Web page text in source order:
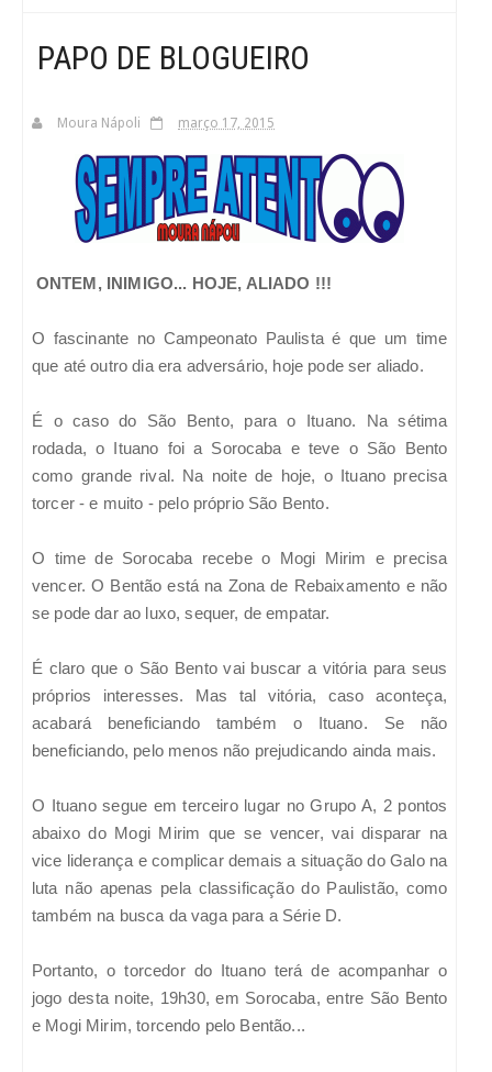
PAPO DE BLOGUEIRO
Moura Nápoli março 17, 2015
ONTEM, INIMIGO... HOJE, ALIADO !!!
O fascinante no Campeonato Paulista é que um time
que até outro dia era adversário, hoje pode ser aliado.
É o caso do São Bento, para o Ituano. Na sétima
rodada, o Ituano foi a Sorocaba e teve o São Bento
como grande rival. Na noite de hoje, o Ituano precisa
torcer - e muito - pelo próprio São Bento.
O time de Sorocaba recebe o Mogi Mirim e precisa
vencer. O Bentão está na Zona de Rebaixamento e não
se pode dar ao luxo, sequer, de empatar.
É claro que o São Bento vai buscar a vitória para seus
próprios interesses. Mas tal vitória, caso aconteça,
acabará beneficiando também o Ituano. Se não
beneficiando, pelo menos não prejudicando ainda mais.
O Ituano segue em terceiro lugar no Grupo A, 2 pontos
abaixo do Mogi Mirim que se vencer, vai disparar na
vice liderança e complicar demais a situação do Galo na
luta não apenas pela classificação do Paulistão, como
também na busca da vaga para a Série D.
Portanto, o torcedor do Ituano terá de acompanhar o
jogo desta noite, 19h30, em Sorocaba, entre São Bento
e Mogi Mirim, torcendo pelo Bentão...